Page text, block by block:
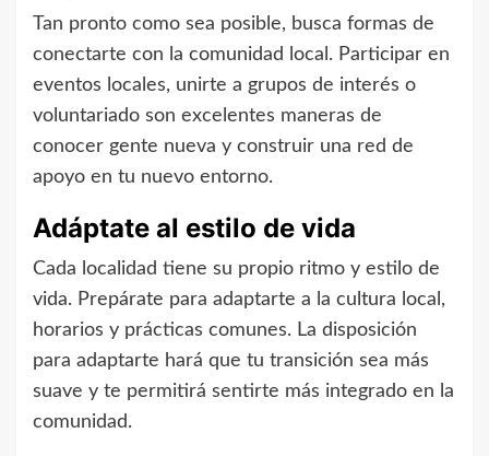
Tan pronto como sea posible, busca formas de
conectarte con la comunidad local. Participar en
eventos locales, unirte a grupos de interés o
voluntariado son excelentes maneras de
conocer gente nueva y construir una red de
apoyo en tu nuevo entorno.
Adáptate al estilo de vida
Cada localidad tiene su propio ritmo y estilo de
vida. Prepárate para adaptarte a la cultura local,
horarios y prácticas comunes. La disposición
para adaptarte hará que tu transición sea más
suave y te permitirá sentirte más integrado en la
comunidad.